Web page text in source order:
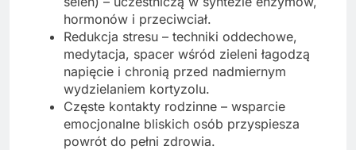
hormonów i przeciwciał.
Redukcja stresu – techniki oddechowe,
medytacja, spacer wśród zieleni łagodzą
napięcie i chronią przed nadmiernym
wydzielaniem kortyzolu.
Częste kontakty rodzinne – wsparcie
emocjonalne bliskich osób przyspiesza
powrót do pełni zdrowia.